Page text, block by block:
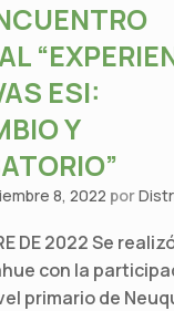
ESI:
Y
8, 2022 por
DE 2022 Se
con la
primario de